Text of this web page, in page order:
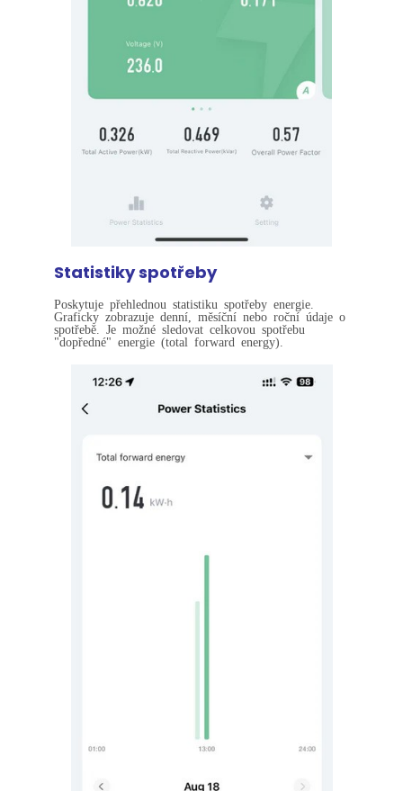
Statistiky spotřeby
Poskytuje přehlednou statistiku spotřeby energie.
Graficky zobrazuje denní, měsíční nebo roční údaje o
spotřebě. Je možné sledovat celkovou spotřebu
"dopředné" energie (total forward energy).